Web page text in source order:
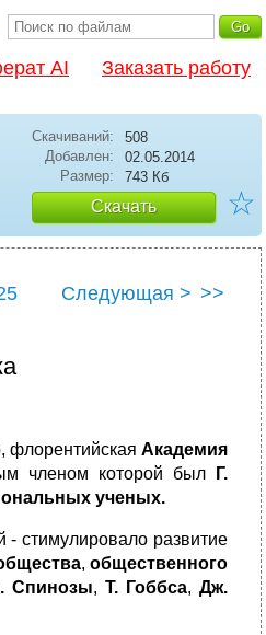
AI Заказать работу
Скачиваний:
508
Добавлен:
02.05.2014
Размер:
743 Кб
Скачать ☆
Следующая > >>
флорентийская Академия
членом которой был
Г.
ученых.
- стимулировало развитие
,общественного
Спинозы, Т. Гоббса,Дж.